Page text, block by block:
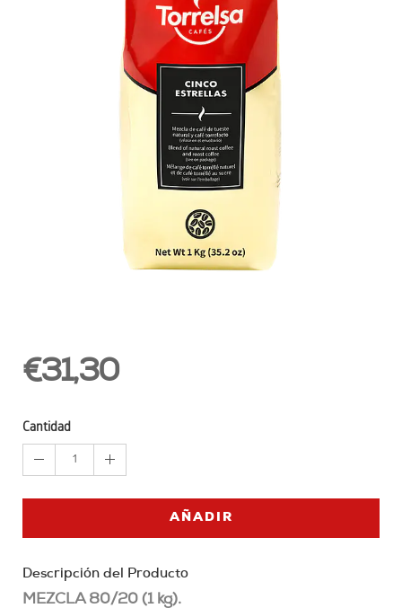
€31,30
Cantidad
1
AÑADIR
Descripción del Producto
MEZCLA 80/20 (1 kg).